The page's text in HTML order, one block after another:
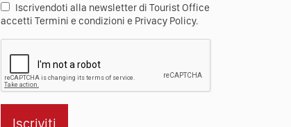
Iscrivendoti alla newsletter di Tourist Office
accetti Termini e condizioni e Privacy Policy.
Iscriviti